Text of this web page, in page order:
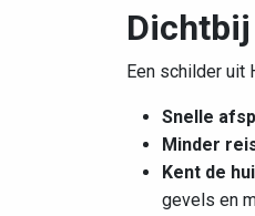
Een schilder uit
Snelle
Minder
Kent de
gevels en